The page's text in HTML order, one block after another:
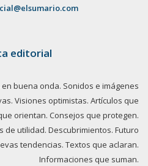
editorial
buena onda. Sonidos e imágenes
Visiones optimistas. Artículos que
orientan. Consejos que protegen.
de utilidad. Descubrimientos. Futuro
tendencias. Textos que aclaran.
Informaciones que suman.